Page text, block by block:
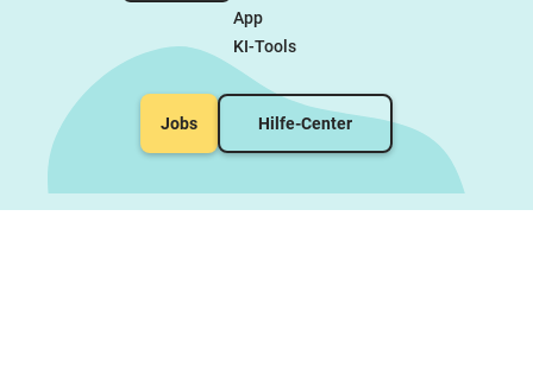
App
KI-Tools
Jobs Hilfe-Center